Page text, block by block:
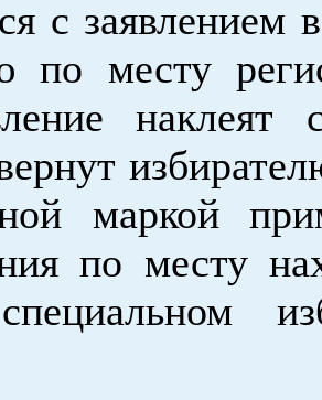
с заявлением
по месту
наклеят
маркой
по месту